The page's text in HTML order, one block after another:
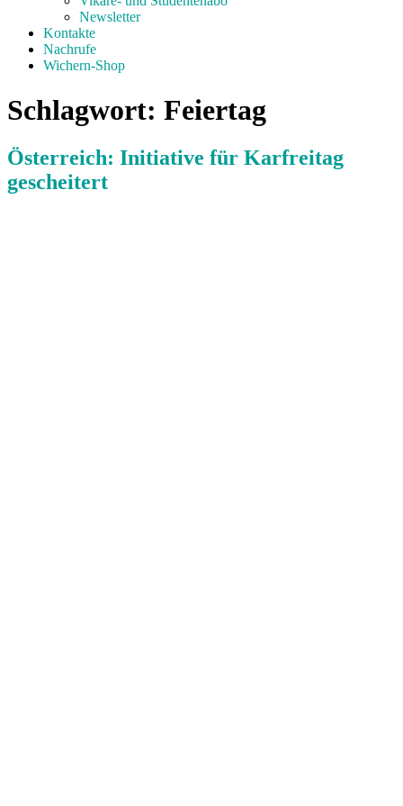
Newsletter
Kontakte
Nachrufe
Wichern-Shop
Schlagwort: Feiertag
Österreich: Initiative für Karfreitag
gescheitert